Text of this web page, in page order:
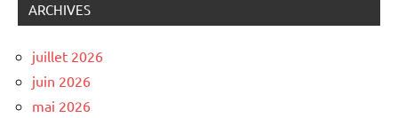
ARCHIVES
juillet 2026
juin 2026
mai 2026